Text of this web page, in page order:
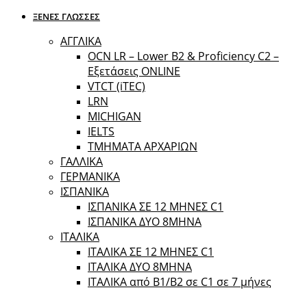
ΞΕΝΕΣ ΓΛΩΣΣΕΣ
ΑΓΓΛΙΚΑ
OCN LR – Lower B2 & Proficiency C2 –
Εξετάσεις ONLINE
VTCT (iTEC)
LRN
MICHIGAN
IELTS
ΤΜΗΜΑΤΑ ΑΡΧΑΡΙΩΝ
ΓΑΛΛΙΚΑ
ΓΕΡΜΑΝΙΚΑ
ΙΣΠΑΝΙΚΑ
ΙΣΠΑΝΙΚΑ ΣΕ 12 ΜΗΝΕΣ C1
ΙΣΠΑΝΙΚΑ ΔΥΟ 8ΜΗΝΑ
ΙΤΑΛΙΚΑ
ΙΤΑΛΙΚΑ ΣΕ 12 ΜΗΝΕΣ C1
ΙΤΑΛΙΚΑ ΔΥΟ 8ΜΗΝΑ
ΙΤΑΛΙΚΑ από B1/B2 σε C1 σε 7 μήνες